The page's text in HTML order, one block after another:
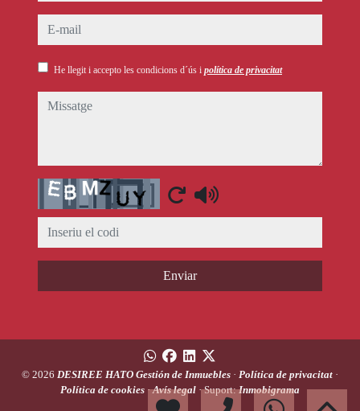
e-mail
He llegit i accepto les condicions d´ús i política de privacitat
missatge
Captcha
Enviar
© 2026 DESIREE HATO Gestión de Inmuebles · Política de privacitat ·
Política de cookies ·Avís legal · Suport:Inmobigrama